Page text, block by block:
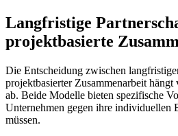
Langfristige
projektbasierte
Die Entscheidung zwischen
projektbasierter Zusammenarbeit hängt
ab. Beide Modelle bieten spezifische
Unternehmen gegen ihre individuellen
müssen.